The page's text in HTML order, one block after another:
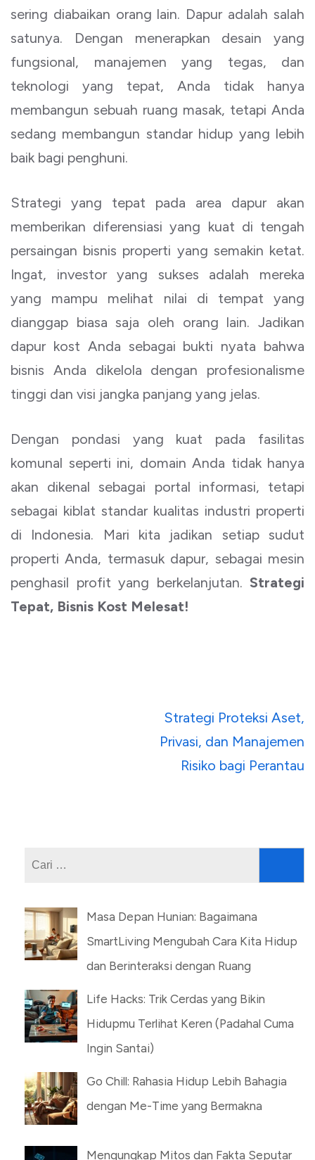
sering diabaikan orang lain. Dapur adalah salah
satunya. Dengan menerapkan desain yang
fungsional, manajemen yang tegas, dan
teknologi yang tepat, Anda tidak hanya
membangun sebuah ruang masak, tetapi Anda
sedang membangun standar hidup yang lebih
baik bagi penghuni.
Strategi yang tepat pada area dapur akan
memberikan diferensiasi yang kuat di tengah
persaingan bisnis properti yang semakin ketat.
Ingat, investor yang sukses adalah mereka
yang mampu melihat nilai di tempat yang
dianggap biasa saja oleh orang lain. Jadikan
dapur kost Anda sebagai bukti nyata bahwa
bisnis Anda dikelola dengan profesionalisme
tinggi dan visi jangka panjang yang jelas.
Dengan pondasi yang kuat pada fasilitas
komunal seperti ini, domain Anda tidak hanya
akan dikenal sebagai portal informasi, tetapi
sebagai kiblat standar kualitas industri properti
di Indonesia. Mari kita jadikan setiap sudut
properti Anda, termasuk dapur, sebagai mesin
penghasil profit yang berkelanjutan. Strategi
Tepat, Bisnis Kost Melesat!
Strategi Proteksi Aset,
Privasi, dan Manajemen
Risiko bagi Perantau
Masa Depan Hunian: Bagaimana
SmartLiving Mengubah Cara Kita Hidup
dan Berinteraksi dengan Ruang
Life Hacks: Trik Cerdas yang Bikin
Hidupmu Terlihat Keren (Padahal Cuma
Ingin Santai)
Go Chill: Rahasia Hidup Lebih Bahagia
dengan Me-Time yang Bermakna
Mengungkap Mitos dan Fakta Seputar